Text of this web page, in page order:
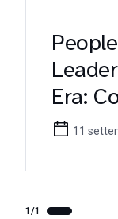
Era:
for
KA171
11
1/1